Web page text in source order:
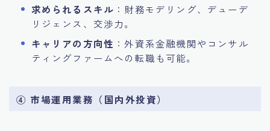
求められるスキル ：財務モデリング、デューデ
リジェンス、交渉力。
キャリアの方向性 ：外資系金融機関やコンサル
ティングファームへの転職も可能。
④ 市場運用業務（国内外投資）